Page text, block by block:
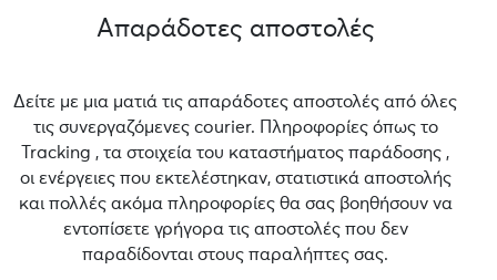
Απαράδοτες αποστολές
Δείτε με μια ματιά τις απαράδοτες αποστολές από όλες
τις συνεργαζόμενες courier. Πληροφορίες όπως το
Tracking , τα στοιχεία του καταστήματος παράδοσης ,
οι ενέργειες που εκτελέστηκαν, στατιστικά αποστολής
και πολλές ακόμα πληροφορίες θα σας βοηθήσουν να
εντοπίσετε γρήγορα τις αποστολές που δεν
παραδίδονται στους παραλήπτες σας.